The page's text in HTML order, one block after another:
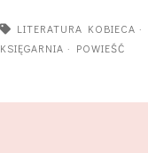
LITERATURA KOBIECA ·
KSIĘGARNIA · POWIEŚĆ